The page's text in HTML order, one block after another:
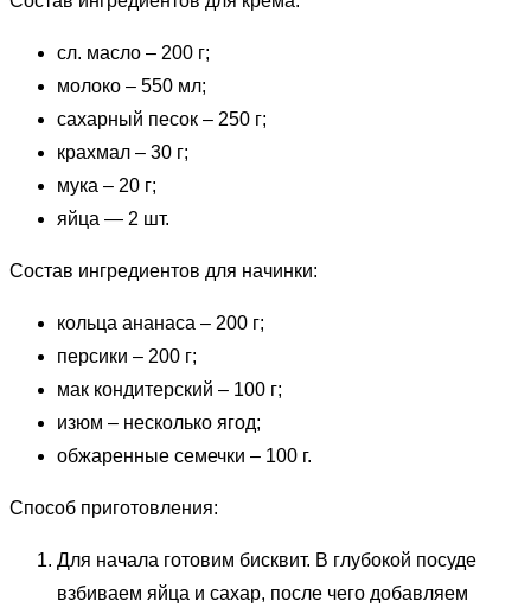
сл. масло – 200 г;
молоко – 550 мл;
сахарный песок – 250 г;
крахмал – 30 г;
мука – 20 г;
яйца — 2 шт.
Состав ингредиентов для начинки:
кольца ананаса – 200 г;
персики – 200 г;
мак кондитерский – 100 г;
изюм – несколько ягод;
обжаренные семечки – 100 г.
Способ приготовления:
Для начала готовим бисквит. В глубокой посуде
взбиваем яйца и сахар, после чего добавляем